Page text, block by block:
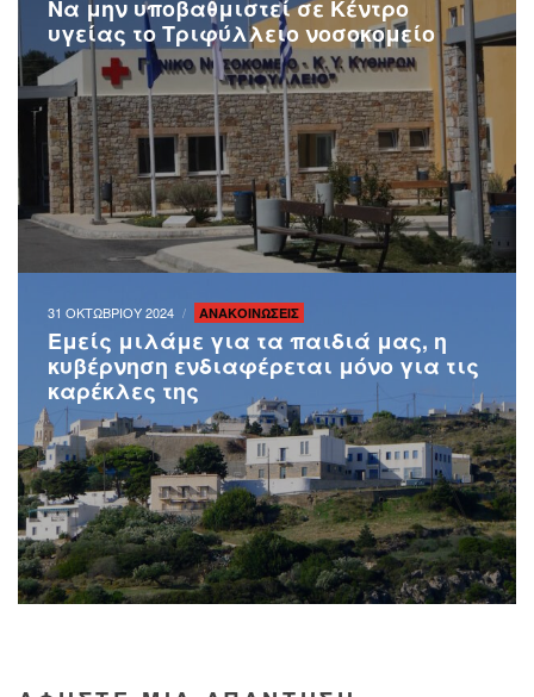
Να μην υποβαθμιστεί σε Κέντρο
υγείας το Τριφύλλειο νοσοκομείο
31 ΟΚΤΩΒΡΙΟΥ 2024 ΑΝΑΚΟΙΝΩΣΕΙΣ
Εμείς μιλάμε για τα παιδιά μας, η
κυβέρνηση ενδιαφέρεται μόνο για τις
καρέκλες της